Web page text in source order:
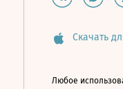
Скачать
Любое